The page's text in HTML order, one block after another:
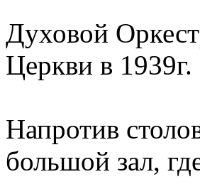
Духовой
Церкви в 1939г.
Напротив
большой зал,